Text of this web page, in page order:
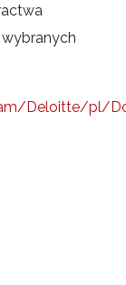
Deloitte/pl/